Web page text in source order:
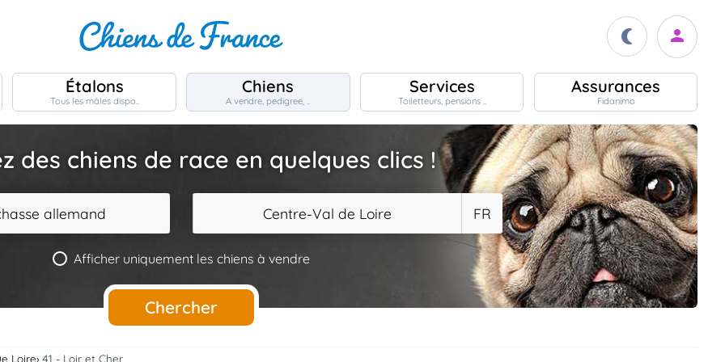
Étalons
Tous les mâles dispo..
Chiens
A vendre, pedigree, ..
Services
Toiletteurs, pensions ..
Assurances
Fidanimo
des chiens de race en quelques clics !
allemand Centre-Val de Loire FR
Afficher uniquement les chiens à vendre
Chercher
Loire 41 - Loir et Cher